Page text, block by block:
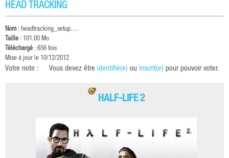
HEAD TRACKING
Nom : headtracking_setup.…
Taille : 101.00 Mo
Téléchargé : 656 fois
Mise à jour le 10/12/2012
Votre note : Vous devez être identifié(e) ou inscrit(e) pour pouvoir voter.
HALF-LIFE 2